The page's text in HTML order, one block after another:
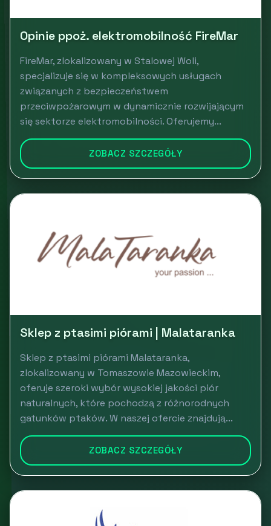
Opinie ppoż. elektromobilność FireMar
FireMar, zlokalizowany w Stalowej Woli,
specjalizuje się w kompleksowych usługach
związanych z bezpieczeństwem
przeciwpożarowym w dynamicznie rozwijającym
się sektorze elektromobilności. Oferujemy...
ZOBACZ SZCZEGÓŁY
Sklep z ptasimi piórami | Malataranka
Sklep z ptasimi piórami Malataranka,
zlokalizowany w Tomaszowie Mazowieckim,
oferuje szeroki wybór wysokiej jakości piór
naturalnych, które pochodzą z różnorodnych
gatunków ptaków. W naszej ofercie znajdują...
ZOBACZ SZCZEGÓŁY